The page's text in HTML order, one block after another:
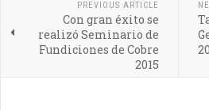
PREVIOUS ARTICLE
Con gran éxito se
realizó Seminario de
Fundiciones de Cobre
2015